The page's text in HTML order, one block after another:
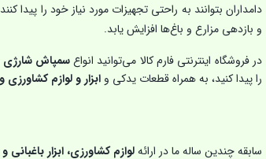
دامداران بتوانند به راحتی تجهیزات مورد نیاز خود را
و بازدهی مزارع و باغ‌ها افزایش یابد.
در فروشگاه اینترنتی فارم کالا می‌توانید انواعسمپاش شارژی
را پیدا کنید، به همراه قطعات یدکی و ابزار و لوازم کشاورزی
سابقه چندین ساله ما در ارائهلوازم کشاورزی، ابزار